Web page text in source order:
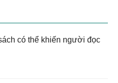
có thể khiến người đọc